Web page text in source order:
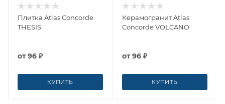
Плитка Atlas Concorde
THESIS
от96 ₽
КУПИТЬ
Керамогранит Atlas
Concorde VOLCANO
от96 ₽
КУПИТЬ